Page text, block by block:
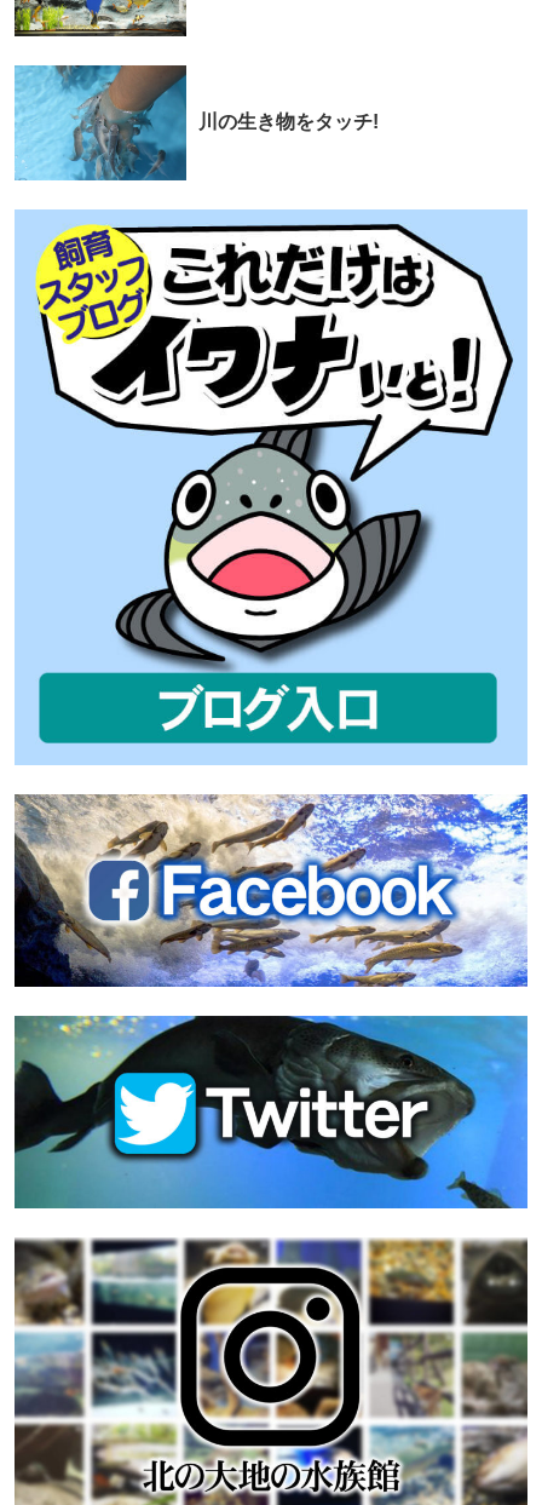
川の生き物をタッチ!